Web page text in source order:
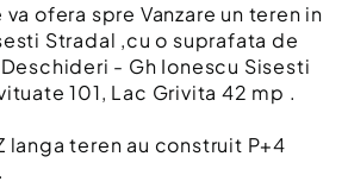
ofera spre Vanzare un teren in
Stradal ,cu o suprafata de
- Gh Ionescu Sisesti
101, Lac Grivita 42 mp .
langa teren au construit P+4